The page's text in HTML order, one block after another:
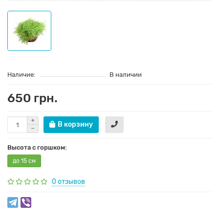
Наличие: В наличии
650 грн.
В корзину
Высота с горшком:
до 15 см
0 отзывов